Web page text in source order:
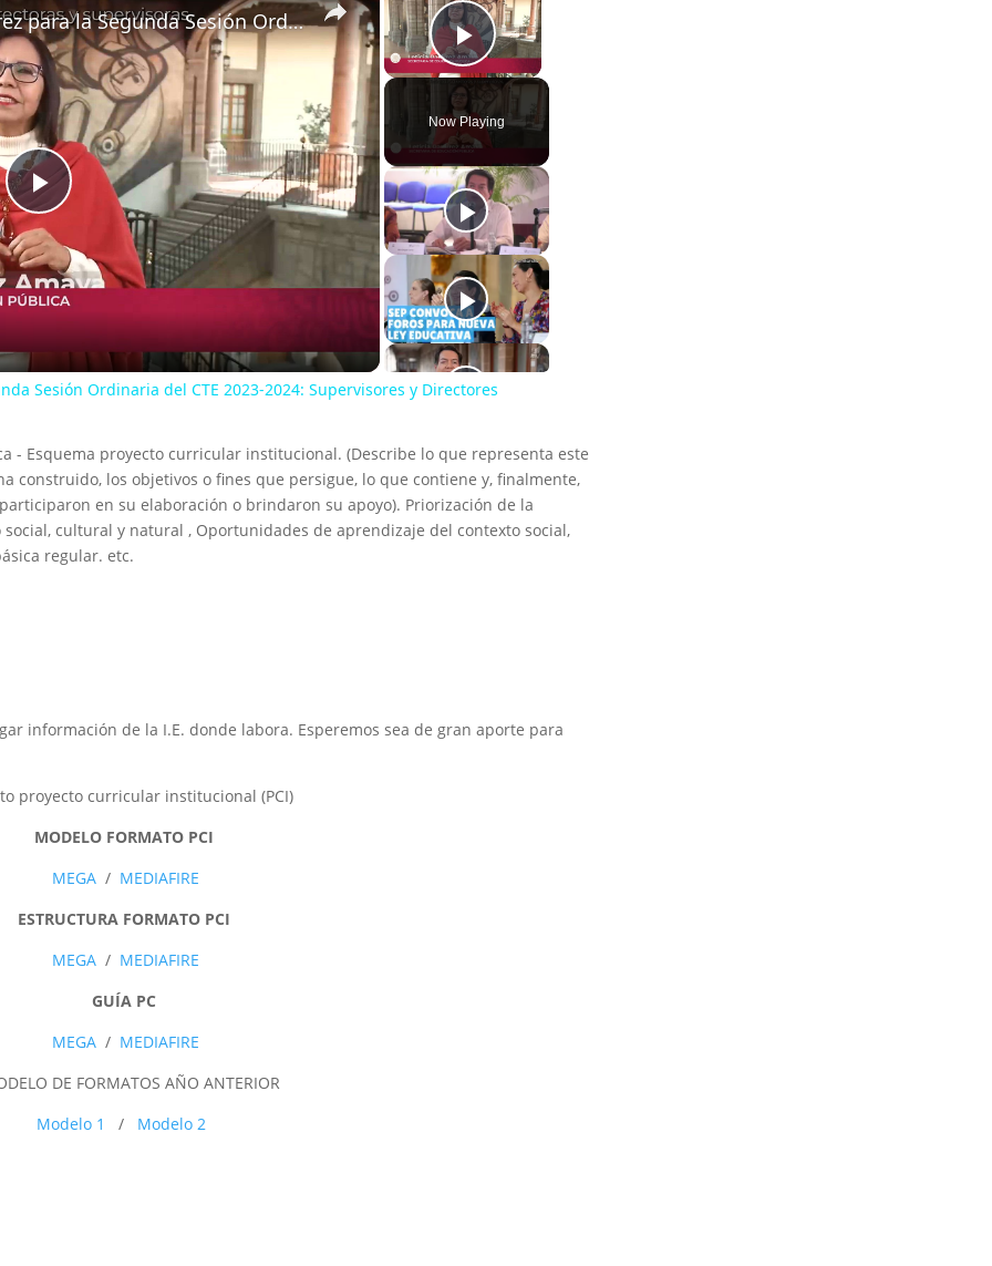
Play Video
Now Playing
Play
Video
Mensaje de Leticia Ramírez para la Segunda Sesión Ordinaria del CTE 2023-2024: Supervisores y Directores
Sesión Ordinaria del CTE 2023-2024: Supervisores y Directores
- Esquema proyecto curricular institucional. (Describe lo que representa este
construido, los objetivos o fines que persigue, lo que contiene y, finalmente,
en su elaboración o brindaron su apoyo). Priorización de la
cultural y natural , Oportunidades de aprendizaje del contexto social,
regular. etc.
información de la I.E. donde labora. Esperemos sea de gran aporte para
proyecto curricular institucional (PCI)
MODELO FORMATO PCI
MEGA / MEDIAFIRE
ESTRUCTURA FORMATO PCI
MEGA / MEDIAFIRE
GUÍA PC
MEGA/ MEDIAFIRE
DE FORMATOS AÑO ANTERIOR
Modelo 1
/ Modelo 2